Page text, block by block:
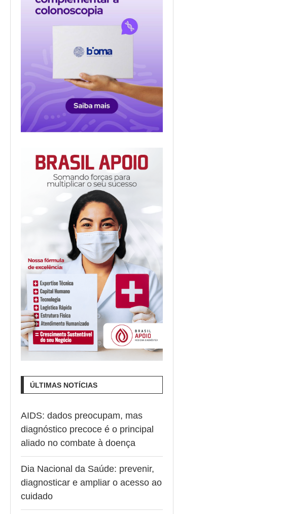
ÚLTIMAS NOTÍCIAS
AIDS: dados preocupam, mas
diagnóstico precoce é o principal
aliado no combate à doença
Dia Nacional da Saúde: prevenir,
diagnosticar e ampliar o acesso ao
cuidado